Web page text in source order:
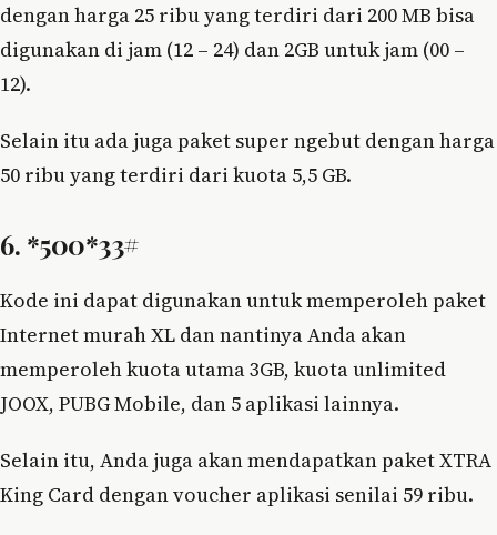
dengan harga 25 ribu yang terdiri dari 200 MB bisa
digunakan di jam (12 – 24) dan 2GB untuk jam (00 –
12).
Selain itu ada juga paket super ngebut dengan harga
50 ribu yang terdiri dari kuota 5,5 GB.
6. *500*33#
Kode ini dapat digunakan untuk memperoleh paket
Internet murah XL dan nantinya Anda akan
memperoleh kuota utama 3GB, kuota unlimited
JOOX, PUBG Mobile, dan 5 aplikasi lainnya.
Selain itu, Anda juga akan mendapatkan paket XTRA
King Card dengan voucher aplikasi senilai 59 ribu.